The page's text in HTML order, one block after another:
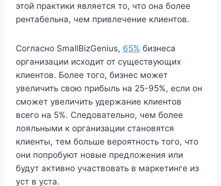
этой практики является то, что она более
рентабельна, чем привлечение клиентов.
Согласно SmallBizGenius, 65% бизнеса
организации исходит от существующих
клиентов. Более того, бизнес может
увеличить свою прибыль на 25-95%, если он
сможет увеличить удержание клиентов
всего на 5%. Следовательно, чем более
лояльными к организации становятся
клиенты, тем больше вероятность того, что
они попробуют новые предложения или
будут активно участвовать в маркетинге из
уст в уста.